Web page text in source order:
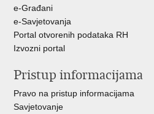
e-Građani
e-Savjetovanja
Portal otvorenih podataka RH
Izvozni portal
Pristup informacijama
Pravo na pristup informacijama
Savjetovanje